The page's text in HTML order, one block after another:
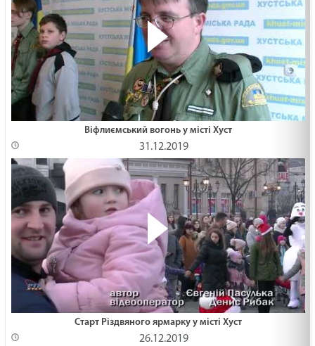
Віфлиємський вогонь у місті Хуст
31.12.2019
Старт Різдвяного ярмарку у місті Хуст
26.12.2019